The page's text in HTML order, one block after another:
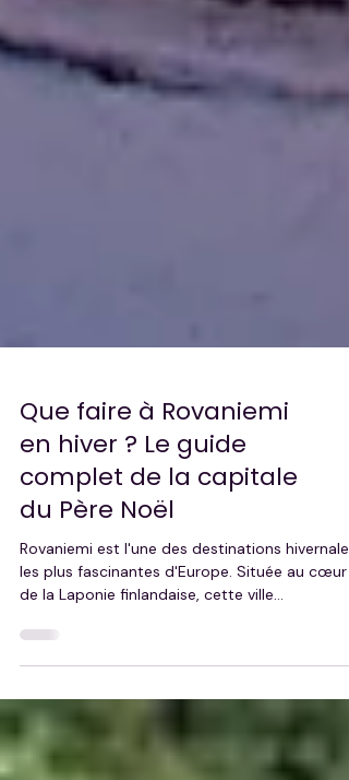
Que faire à Rovaniemi
en hiver ? Le guide
complet de la capitale
du Père Noël
Rovaniemi est l'une des destinations hivernales
les plus fascinantes d'Europe. Située au cœur
enneigés, ses aurores boréales et ses
expériences uniques. Entre safari en chiens de
traîneau, balade avec les rennes, motoneige
dans les forêts lapones et visite du village